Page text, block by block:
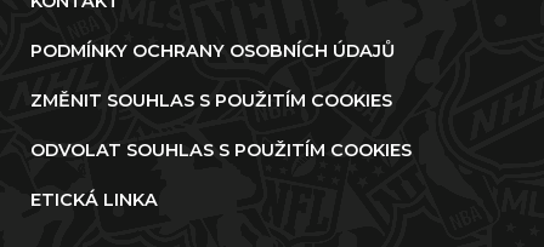
PODMÍNKY OCHRANY OSOBNÍCH ÚDAJŮ
ZMĚNIT SOUHLAS S POUŽITÍM COOKIES
ODVOLAT SOUHLAS S POUŽITÍM COOKIES
ETICKÁ LINKA